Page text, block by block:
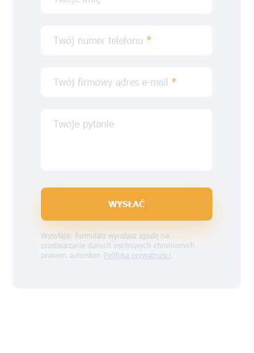
Twój numer telefonu *
Twój firmowy adres e-mail *
Twoje pytanie
WYSŁAĆ
Wysyłając formularz wyrażasz zgodę na
przetwarzanie danych osobowych chronionych
prawem autorskim Polityka prywatności.